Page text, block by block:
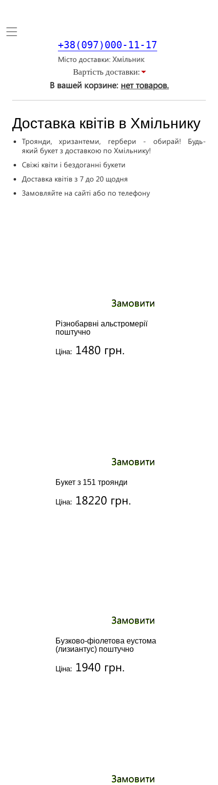
Toggle
+38(097)000-11-17
Місто доставки
Вартiсть доставки:
В вашей корзине: нет товаров.
Доставка квітів в Хмільнику
Троянди, хризантеми, гербери - обирай! Будь-
який букет з доставкою по Хмільнику!
Свіжі квіти і бездоганні букети
Доставка квітів з 7 до 20 щодня
Замовляйте на сайті або по телефону
Різнобарвні альстромерії
поштучно
Ціна: 1480 грн.
Замовити
Букет з 151 троянди
Ціна: 18220 грн.
Замовити
Бузково-фіолетова еустома
(лизиантус) поштучно
Ціна: 1940 грн.
Замовити
Замовити